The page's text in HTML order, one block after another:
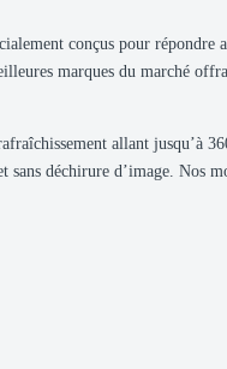
conçus pour répondre
marques du marché
allant jusqu’à
déchirure d’image. Nos